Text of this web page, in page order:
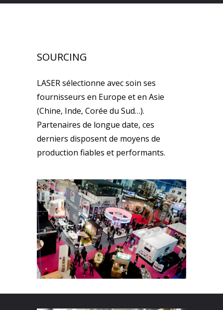
SOURCING
LASER sélectionne avec soin ses
fournisseurs en Europe et en Asie
(Chine, Inde, Corée du Sud…).
Partenaires de longue date, ces
derniers disposent de moyens de
production fiables et performants.